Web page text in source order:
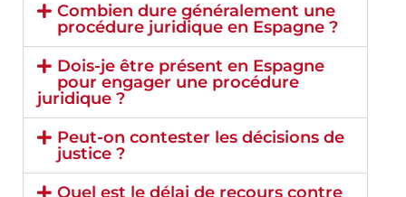
Combien dure généralement une
procédure juridique en Espagne ?
Dois-je être présent en Espagne
pour engager une procédure
juridique ?
Peut-on contester les décisions de
justice ?
Quel est le délai de recours contre